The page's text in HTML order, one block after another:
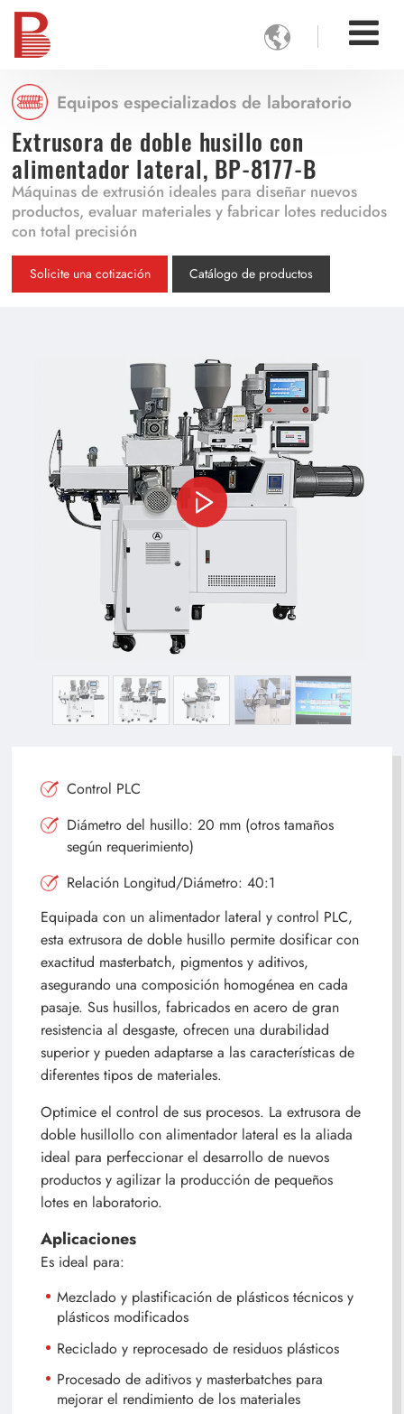

Equipos especializados de laboratorio
Extrusora de doble husillo con
alimentador lateral, BP-8177-B
Máquinas de extrusión ideales para diseñar nuevos
productos, evaluar materiales y fabricar lotes reducidos
con total precisión
Solicite una cotización Catálogo de productos
Control PLC
Diámetro del husillo: 20 mm (otros tamaños
según requerimiento)
Relación Longitud/Diámetro: 40:1
Equipada con un alimentador lateral y control PLC,
esta extrusora de doble husillo permite dosificar con
exactitud masterbatch, pigmentos y aditivos,
asegurando una composición homogénea en cada
pasaje. Sus husillos, fabricados en acero de gran
resistencia al desgaste, ofrecen una durabilidad
superior y pueden adaptarse a las características de
diferentes tipos de materiales.
Optimice el control de sus procesos. La extrusora de
doble husillollo con alimentador lateral es la aliada
ideal para perfeccionar el desarrollo de nuevos
productos y agilizar la producción de pequeños
lotes en laboratorio.
Aplicaciones
Es ideal para:
Mezclado y plastificación de plásticos técnicos y
plásticos modificados
Reciclado y reprocesado de residuos plásticos
Procesado de aditivos y masterbatches para
mejorar el rendimiento de los materiales